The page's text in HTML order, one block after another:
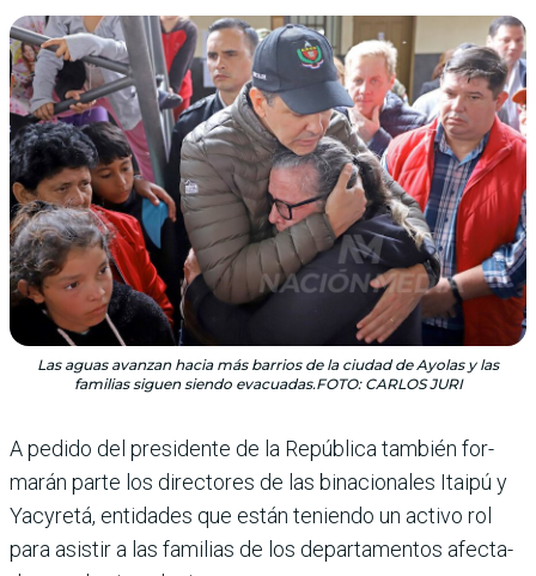
Las aguas avanzan hacia más barrios de la ciudad de Ayolas y las
familias siguen siendo evacuadas.FOTO: CARLOS JURI
A pedido del presidente de la República también for­
marán parte los directores de las binacionales Itaipú y
Yacyretá, entidades que están teniendo un activo rol
para asistir a las familias de los departamentos afecta­